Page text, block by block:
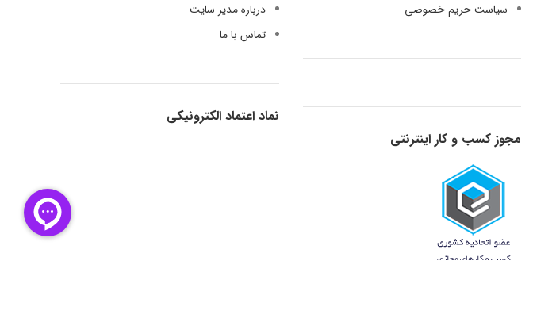
سیاست حریم خصوصی
مجوز کسب و کار اینترنتی
درباره مدیر سایت
تماس با ما
نماد اعتماد الکترونیکی